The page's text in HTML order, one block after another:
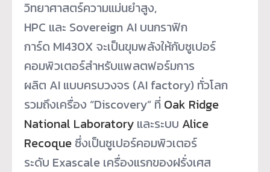
วิทยาศาสตร์ความแม่นยำสูง,
HPC และ Sovereign AI บนกราฟิก
การ์ด MI430X จะเป็นขุมพลังให้กับซูเปอร์
คอมพิวเตอร์สำหรับแพลตฟอร์มการ
ผลิต AI แบบครบวงจร (AI factory) ทั่วโลก
รวมถึงเครื่อง “Discovery” ที่ Oak Ridge
National Laboratory และระบบ Alice
Recoque ซึ่งเป็นซูเปอร์คอมพิวเตอร์
ระดับ Exascale เครื่องแรกของฝรั่งเศส